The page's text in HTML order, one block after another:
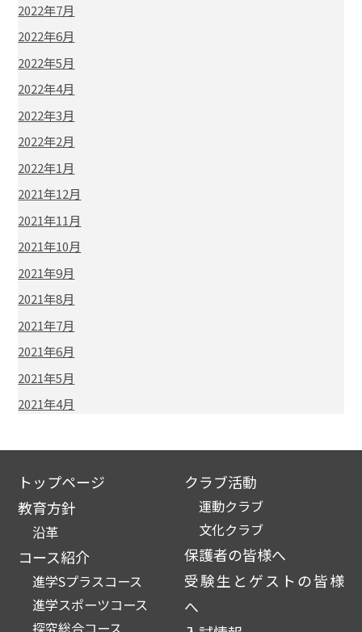
2022年7月
2022年6月
2022年5月
2022年4月
2022年3月
2022年2月
2022年1月
2021年12月
2021年11月
2021年10月
2021年9月
2021年8月
2021年7月
2021年6月
2021年5月
2021年4月
トップページ
教育方針
沿革
コース紹介
進学Sプラスコース
進学スポーツコース
探究総合コース
クラブ活動
運動クラブ
文化クラブ
保護者の皆様へ
受験生とゲストの皆様
へ